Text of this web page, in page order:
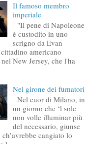
Il famoso membro
imperiale
"Il pene di Napoleone
è custodito in uno
scrigno da Evan
americano
New Jersey, che l'ha
Nel girone dei fumatori
Nel cuor di Milano, in
un giorno che ‘l sole
non volle illuminar più
del necessario, giunse
cangiato lo